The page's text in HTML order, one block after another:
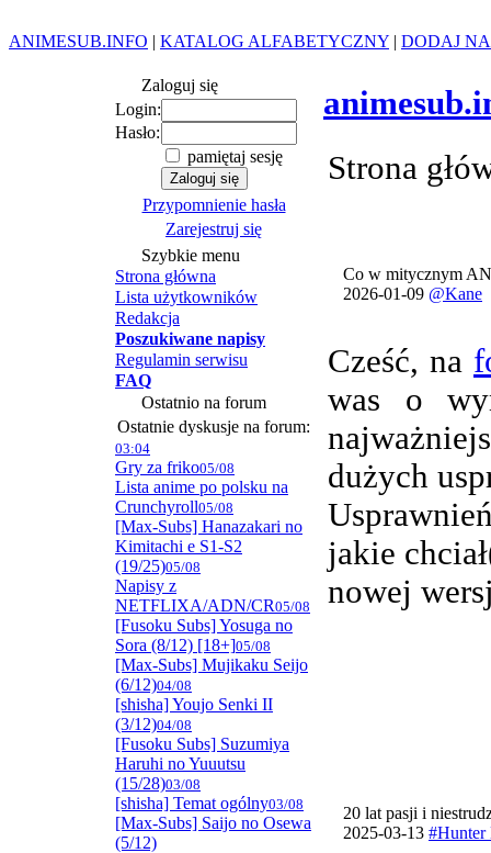
ANIMESUB.INFO | KATALOG ALFABETYCZNY | DODAJ
Zaloguj się
Login:
Hasło:
pamiętaj sesję
Przypomnienie hasła
Zarejestruj się
Szybkie menu
Strona główna
Lista użytkowników
Redakcja
Poszukiwane napisy
Regulamin serwisu
FAQ
Ostatnio na forum
Ostatnie dyskusje na forum:
03:04
Gry za friko05/08
Lista anime po polsku na
Crunchyroll05/08
[Max-Subs] Hanazakari no
Kimitachi e S1-S2
(19/25)05/08
Napisy z
NETFLIXA/ADN/CR05/08
[Fusoku Subs] Yosuga no
Sora (8/12) [18+]05/08
[Max-Subs] Mujikaku Seijo
(6/12)04/08
[shisha] Youjo Senki II
(3/12)04/08
[Fusoku Subs] Suzumiya
Haruhi no Yuuutsu
(15/28)03/08
[shisha] Temat ogólny03/08
[Max-Subs] Saijo no Osewa
(5/12)
Strona
Co w mitycznym
2026-01-09 @Kane
Cześć, na
was o
dużych
jakie
nowej
20 lat pasji i
2025-03-13